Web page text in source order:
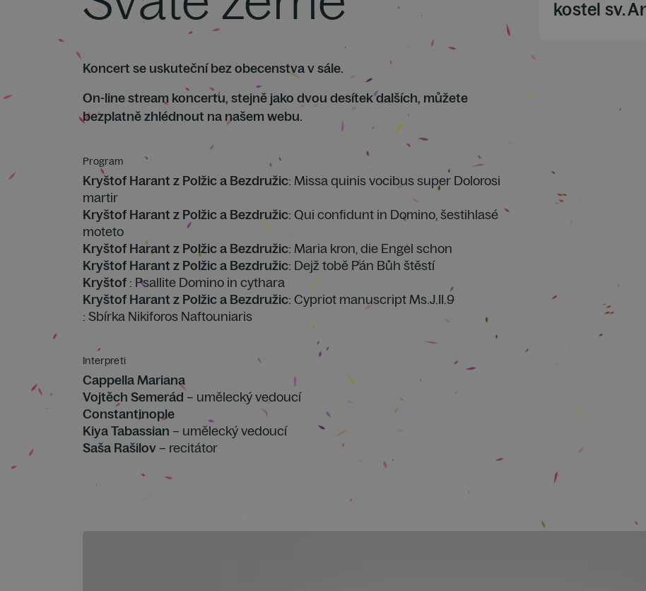
Koncert se uskuteční bez obecenstva v sále.
On-line stream koncertu, stejně jako dvou desítek dalších, můžete
bezplatně zhlédnout na našem webu.
Program
Kryštof Harant z Polžic a Bezdružic: Missa quinis vocibus super Dolorosi
martir
Kryštof Harant z Polžic a Bezdružic: Qui confidunt in Domino, šestihlasé
moteto
Kryštof Harant z Polžic a Bezdružic: Maria kron, die Engel schon
Kryštof Harant z Polžic a Bezdružic: Dejž tobě Pán Bůh štěstí
Kryštof : Psallite Domino in cythara
Kryštof Harant z Polžic a Bezdružic: Cypriot manuscript Ms.J.II.9
: Sbírka Nikiforos Naftouniaris
Interpreti
Cappella Mariana
Vojtěch Semerád – umělecký vedoucí
Constantinople
Kiya Tabassian – umělecký vedoucí
Saša Rašilov– recitátor
kostel sv.